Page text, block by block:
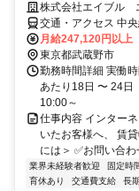
株式会社エイブル
交通・アクセス 中
月給247,120円以上
東京都武蔵野市
勤務時間詳細 実働
あたり18日 〜 24日
10:00～
仕事内容 インター
いたお客様へ、 賃
には＞ ✅お問い合
業界未経験者歓迎 固定時
育休あり
交通費支給 長